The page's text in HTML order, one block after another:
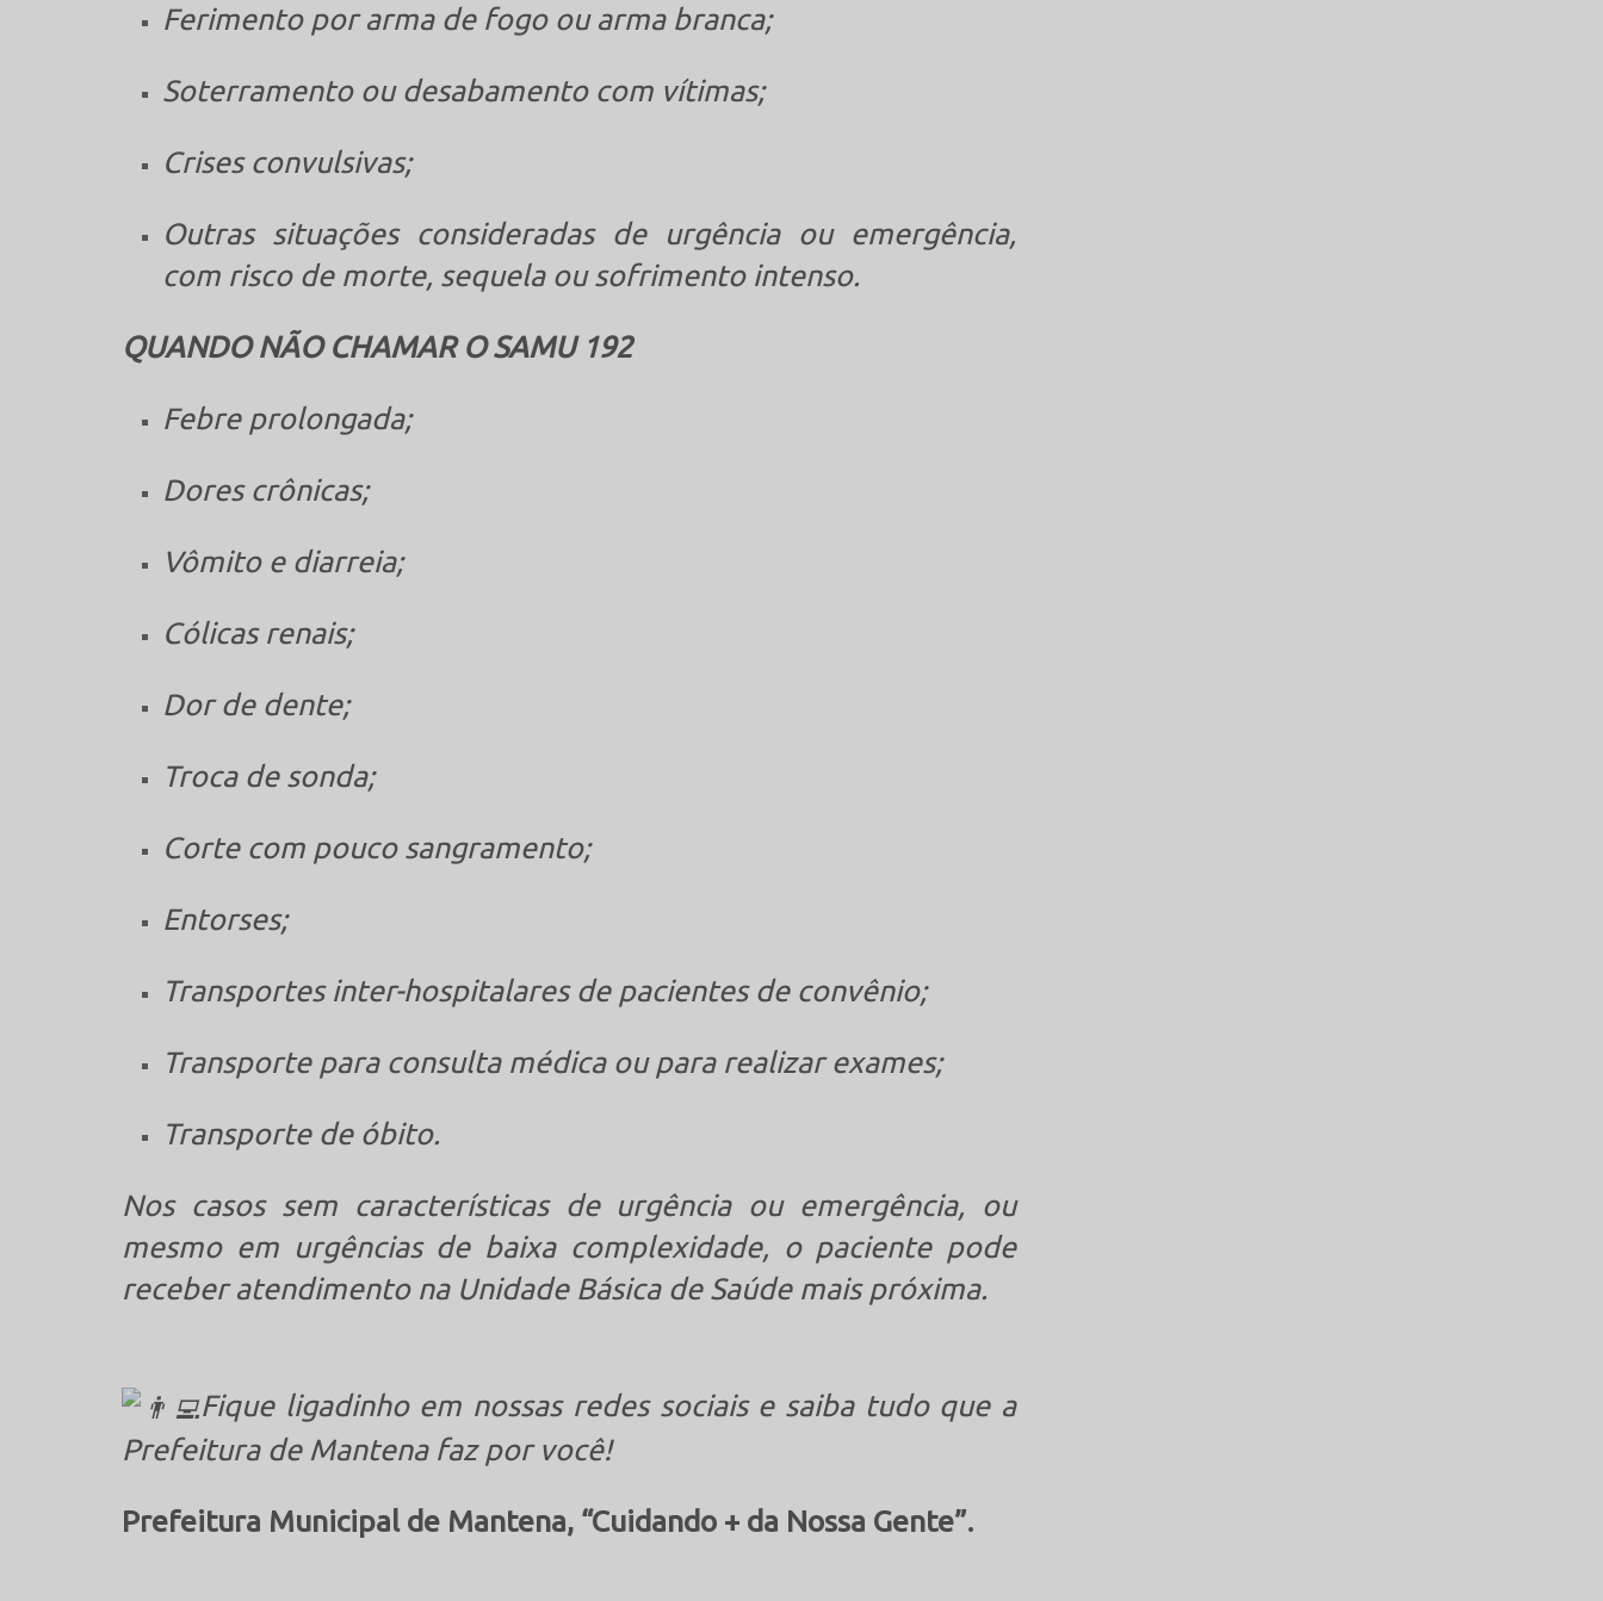
Ferimento por arma de fogo ou arma branca;
Soterramento ou desabamento com vítimas;
Crises convulsivas;
Outras situações consideradas de urgência ou emergência,
com risco de morte, sequela ou sofrimento intenso.
QUANDO NÃO CHAMAR O SAMU 192
Febre prolongada;
Dores crônicas;
Vômito e diarreia;
Cólicas renais;
Dor de dente;
Troca de sonda;
Corte com pouco sangramento;
Entorses;
Transportes inter-hospitalares de pacientes de convênio;
Transporte para consulta médica ou para realizar exames;
Transporte de óbito.
Nos casos sem características de urgência ou emergência, ou
mesmo em urgências de baixa complexidade, o paciente pode
receber atendimento na Unidade Básica de Saúde mais próxima.
Fique ligadinho em nossas redes sociais e saiba tudo que a
Prefeitura de Mantena faz por você!
Prefeitura Municipal de Mantena, “Cuidando + da Nossa Gente”.